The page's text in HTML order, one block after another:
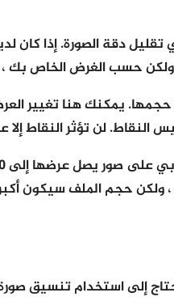
ولكن حسب الغرض الخاص بك
لن تؤثر النقاط إلا